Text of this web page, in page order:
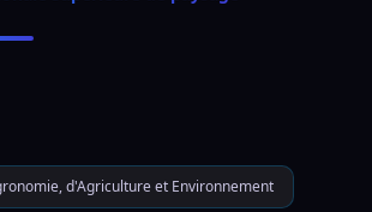
d'Agriculture et Environnement